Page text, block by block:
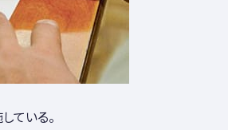
ている。